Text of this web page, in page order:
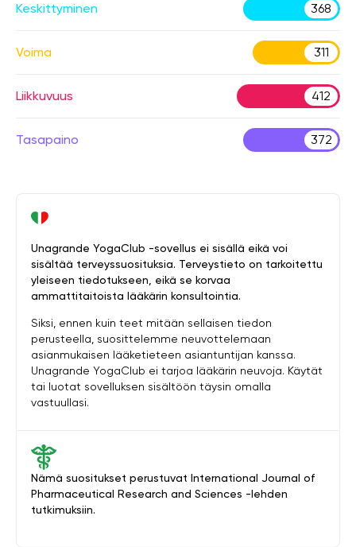
Keskittyminen 368
Voima 311
Liikkuvuus 412
Tasapaino 372
Nämä suositukset perustuvat International Journal of
Pharmaceutical Research and Sciences -lehden
tutkimuksiin.
Unagrande YogaClub -sovellus ei sisällä eikä voi
sisältää terveyssuosituksia. Terveystieto on tarkoitettu
yleiseen tiedotukseen, eikä se korvaa
ammattitaitoista lääkärin konsultointia.
Siksi, ennen kuin teet mitään sellaisen tiedon
perusteella, suosittelemme neuvottelemaan
asianmukaisen lääketieteen asiantuntijan kanssa.
Unagrande YogaClub ei tarjoa lääkärin neuvoja. Käytät
tai luotat sovelluksen sisältöön täysin omalla
vastuullasi.